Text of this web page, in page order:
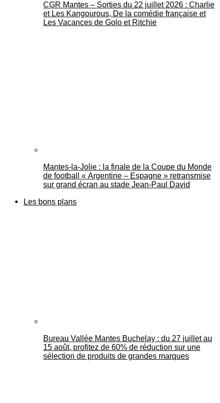
CGR Mantes – Sorties du 22 juillet 2026 : Charlie
et Les Kangourous, De la comédie française et
Les Vacances de Golo et Ritchie
Mantes-la-Jolie : la finale de la Coupe du Monde
de football « Argentine – Espagne » retransmise
sur grand écran au stade Jean-Paul David
Les bons plans
Bureau Vallée Mantes Buchelay : du 27 juillet au
15 août, profitez de 60% de réduction sur une
sélection de produits de grandes marques